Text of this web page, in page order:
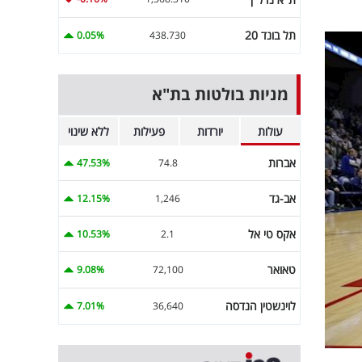
תל בונד 20 438.730
0.05%
מניות בולטות בת"א
עולות יורדות פעילות ללא שינוי
אברות 74.8
47.53%
אב-גד 1,246
12.15%
אקס טי אל 2.1
10.53%
טאואר 72,100
9.08%
לוינשטין הנדסה 36,640
7.01%